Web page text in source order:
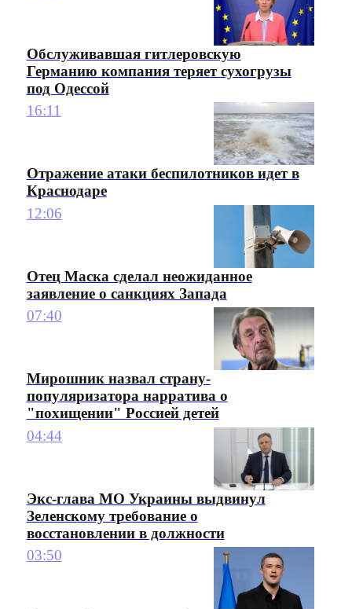
Обслуживавшая гитлеровскую
Германию компания теряет сухогрузы
под Одессой
16:11
Отражение атаки беспилотников идет в
Краснодаре
12:06
Отец Маска сделал неожиданное
заявление о санкциях Запада
07:40
Мирошник назвал страну-
популяризатора нарратива о
"похищении" Россией детей
04:44
Экс-глава МО Украины выдвинул
Зеленскому требование о
восстановлении в должности
03:50